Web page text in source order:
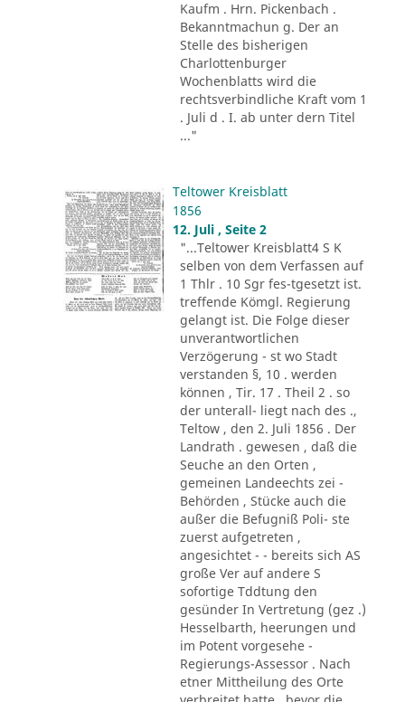
Kaufm . Hrn. Pickenbach .
Bekanntmachun g. Der an
Stelle des bisherigen
Charlottenburger
Wochenblatts wird die
rechtsverbindliche Kraft vom 1
. Juli d . I. ab unter dern Titel
..."
Teltower Kreisblatt
1856
12. Juli , Seite 2
"...Teltower Kreisblatt4 S K
selben von dem Verfassen auf
1 Thlr . 10 Sgr fes-tgesetzt ist.
treffende Kömgl. Regierung
gelangt ist. Die Folge dieser
unverantwortlichen
Verzögerung - st wo Stadt
verstanden §, 10 . werden
können , Tir. 17 . Theil 2 . so
der unterall- liegt nach des .,
Teltow , den 2. Juli 1856 . Der
Landrath . gewesen , daß die
Seuche an den Orten ,
gemeinen Landeechts zei -
Behörden , Stücke auch die
außer die Befugniß Poli- ste
zuerst aufgetreten ,
angesichtet - - bereits sich AS
große Ver auf andere S
sofortige Tddtung den
gesünder In Vertretung (gez .)
Hesselbarth, heerungen und
im Potent vorgesehe -
Regierungs-Assessor . Nach
etner Mittheilung des Orte